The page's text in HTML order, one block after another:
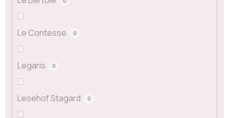
Le Contesse 0
Legaris 0
Lesehof Stagard 0